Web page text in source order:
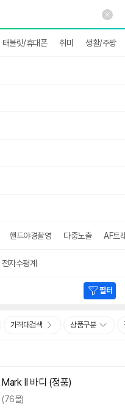
태블릿/휴대폰 취미 생활/주방
핸드야경촬영 다중노출 AF트
전자수평계
필터
가격대검색 상품구분
MarkII 바디 (정품)
(76몰)